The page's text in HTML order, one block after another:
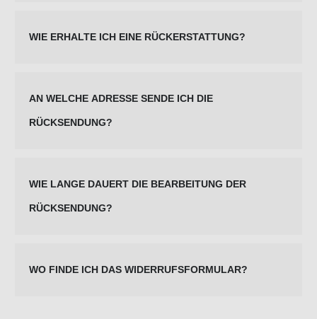
WIE ERHALTE ICH EINE RÜCKERSTATTUNG?
AN WELCHE ADRESSE SENDE ICH DIE
RÜCKSENDUNG?
WIE LANGE DAUERT DIE BEARBEITUNG DER
RÜCKSENDUNG?
WO FINDE ICH DAS WIDERRUFSFORMULAR?